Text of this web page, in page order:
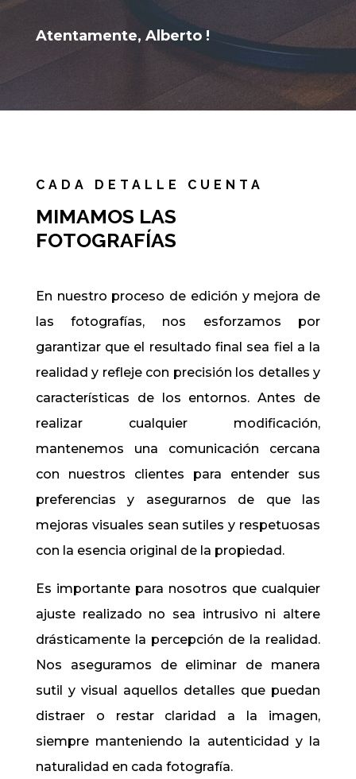
Atentamente, Alberto !
CADA DETALLE CUENTA
MIMAMOS LAS
FOTOGRAFÍAS
En nuestro proceso de edición y mejora de
las fotografías, nos esforzamos por
garantizar que el resultado final sea fiel a la
realidad y refleje con precisión los detalles y
características de los entornos. Antes de
realizar cualquier modificación,
mantenemos una comunicación cercana
con nuestros clientes para entender sus
preferencias y asegurarnos de que las
mejoras visuales sean sutiles y respetuosas
con la esencia original de la propiedad.
Es importante para nosotros que cualquier
ajuste realizado no sea intrusivo ni altere
drásticamente la percepción de la realidad.
Nos aseguramos de eliminar de manera
sutil y visual aquellos detalles que puedan
distraer o restar claridad a la imagen,
siempre manteniendo la autenticidad y la
naturalidad en cada fotografía.